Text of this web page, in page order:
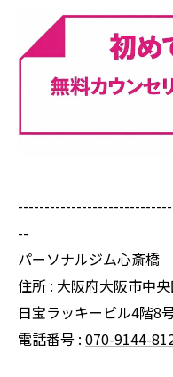
--
パーソナルジム心斎橋
住所 : 大阪府大阪市中
日宝ラッキービル4階8
電話番号 : 070-9144-